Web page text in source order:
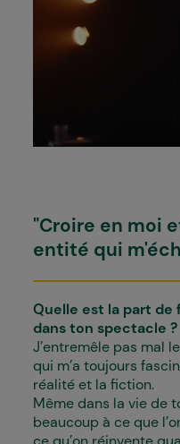
"Croire en moi
entité qui
Quelle est la part
dans ton spectacle ?
J’entremêle pas mal
qui m’a toujours
réalité et la fiction.
Même dans la vie de
beaucoup à ce que